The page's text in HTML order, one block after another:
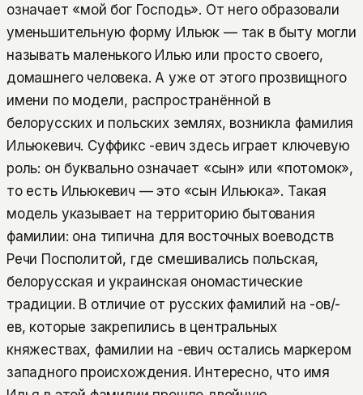
означает «мой бог Господь». От него образовали
уменьшительную форму Ильюк — так в быту могли
называть маленького Илью или просто своего,
домашнего человека. А уже от этого прозвищного
имени по модели, распространённой в
белорусских и польских землях, возникла фамилия
Ильюкевич. Суффикс -евич здесь играет ключевую
роль: он буквально означает «сын» или «потомок»,
то есть Ильюкевич — это «сын Ильюка». Такая
модель указывает на территорию бытования
фамилии: она типична для восточных воеводств
Речи Посполитой, где смешивались польская,
белорусская и украинская ономастические
традиции. В отличие от русских фамилий на -ов/-
ев, которые закрепились в центральных
княжествах, фамилии на -евич остались маркером
западного происхождения. Интересно, что имя